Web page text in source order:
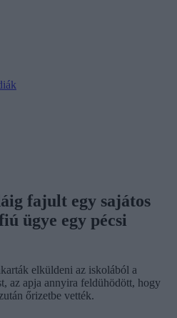
fajult egy sajátos
ügye egy pécsi
elküldeni az iskolából a
az apja annyira feldühödött, hogy
őrizetbe vették.